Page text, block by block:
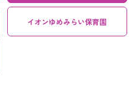
イオンゆめみらい保育園